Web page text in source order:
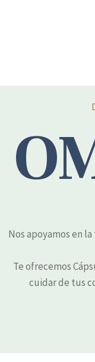
Nos apoyamos en
Te ofrecemos
cuidar de tus